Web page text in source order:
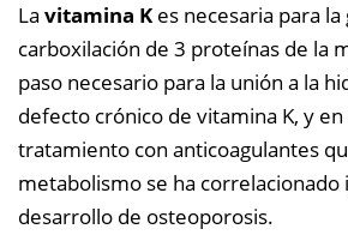
La vitamina K es necesaria para
carboxilación de 3 proteínas de la
paso necesario para la unión a la
defecto crónico de vitamina K, y en
tratamiento con anticoagulantes
metabolismo se ha correlacionado
desarrollo de osteoporosis.